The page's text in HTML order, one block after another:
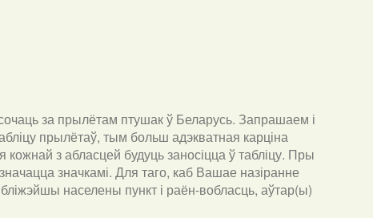
за прылётам птушак ў Беларусь. Запрашаем і
прылётаў, тым больш адэкватная карціна
з абласцей будуць заносіцца ў табліцу. Пры
значкамі. Для таго, каб Вашае назіранне
населены пункт і раён-вобласць, аўтар(ы)